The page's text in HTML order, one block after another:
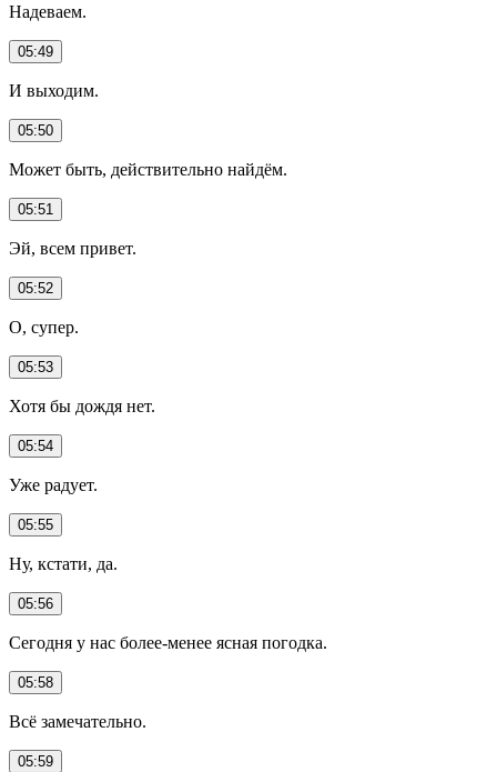
Надеваем.
05:49
И выходим.
05:50
Может быть, действительно найдём.
05:51
Эй, всем привет.
05:52
О, супер.
05:53
Хотя бы дождя нет.
05:54
Уже радует.
05:55
Ну, кстати, да.
05:56
Сегодня у нас более-менее ясная погодка.
05:58
Всё замечательно.
05:59